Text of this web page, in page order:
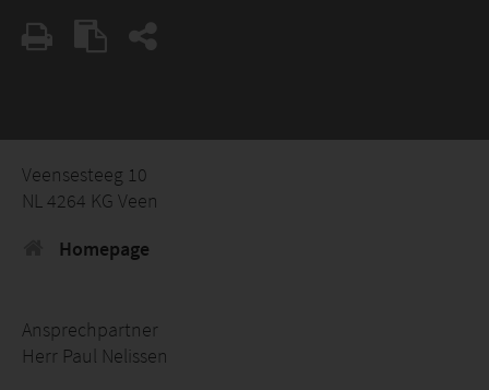
Veensesteeg 10
NL 4264 KG Veen
Homepage
Ansprechpartner
Herr Paul Nelissen